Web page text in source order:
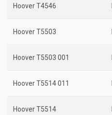
Hoover T4546
Hoover T5503
Hoover T5503 001
Hoover T5514 011
Hoover T5514